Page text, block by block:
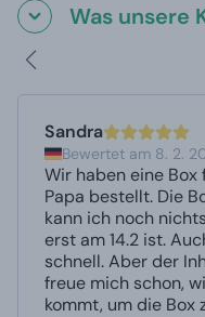
Was unsere
Sandra
Bewertet am 8. 2.
Wir haben eine
Papa bestellt. Die
kann ich noch
erst am 14.2 ist.
schnell. Aber der
freue mich schon,
kommt, um die Box